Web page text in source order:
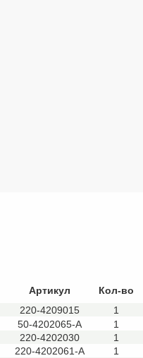
Артикул Кол-во
220-4209015 1
50-4202065-А
1
220-4202030 1
220-4202061-А
1